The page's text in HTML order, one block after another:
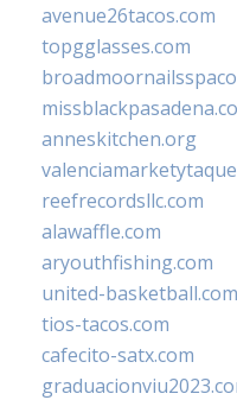
avenue26tacos.com
topgglasses.com
anneskitchen.org
reefrecordsllc.com
alawaffle.com
aryouthfishing.com
united-basketball.com
tios-tacos.com
cafecito-satx.com